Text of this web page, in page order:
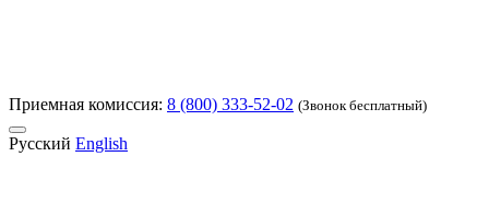
Приемная комиссия: 8 (800) 333-52-02 (Звонок бесплатный)
Русский English